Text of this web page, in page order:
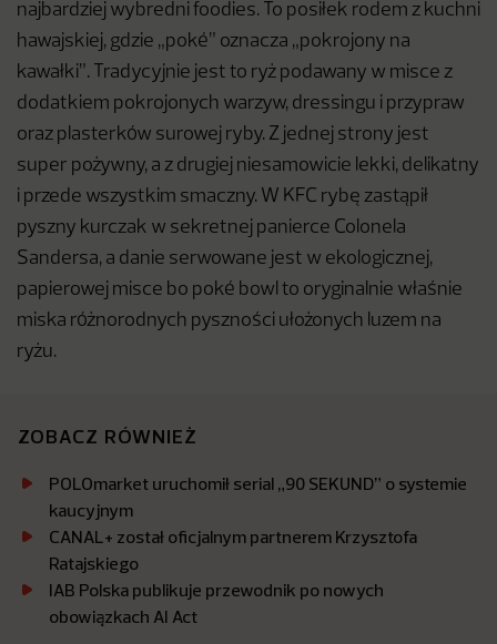
najbardziej wybredni foodies. To posiłek rodem z kuchni
hawajskiej, gdzie „poké” oznacza „pokrojony na
kawałki”. Tradycyjnie jest to ryż podawany w misce z
dodatkiem pokrojonych warzyw, dressingu i przypraw
oraz plasterków surowej ryby. Z jednej strony jest
super pożywny, a z drugiej niesamowicie lekki, delikatny
i przede wszystkim smaczny. W KFC rybę zastąpił
pyszny kurczak w sekretnej panierce Colonela
Sandersa, a danie serwowane jest w ekologicznej,
papierowej misce bo poké bowl to oryginalnie właśnie
miska różnorodnych pyszności ułożonych luzem na
ryżu.
ZOBACZ RÓWNIEŻ
POLOmarket uruchomił serial „90 SEKUND” o systemie
kaucyjnym
CANAL+ został oficjalnym partnerem Krzysztofa
Ratajskiego
IAB Polska publikuje przewodnik po nowych
obowiązkach AI Act